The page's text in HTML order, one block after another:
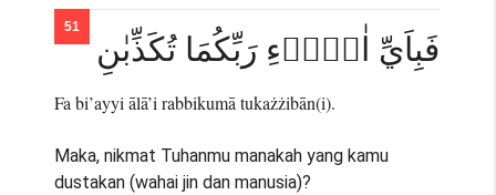
فَبِاَيِّ اٰلَاۤءِ رَبِّكُمَا تُكَذِّبٰنِ
Fa bi’ayyi ālā’i rabbikumā tukażżibān(i).
Maka, nikmat Tuhanmu manakah yang kamu
dustakan (wahai jin dan manusia)?